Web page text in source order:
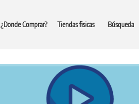
¿Donde Comprar? Tiendas fisicas Búsqueda